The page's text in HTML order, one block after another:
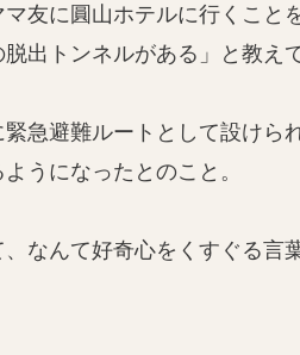
友に圓山ホテルに行くこと
出トンネルがある」と教え
急避難ルートとして設けら
うになったとのこと。
なんて好奇心をくすぐる言